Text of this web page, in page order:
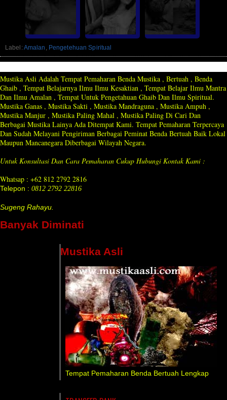
Label:Amalan , Pengetehuan Spiritual
Mustika Asli Adalah Tempat Pemaharan Benda Mustika , Bertuah , Benda
Ghaib , Tempat Belajarnya Ilmu Ilmu Kesaktian , Tempat Belajar Ilmu Mantra
Dan Ilmu Amalan , Tempat Untuk Pengetahuan Ghaib Dan Ilmu Spiritual.
Mustika Ganas , Mustika Sakti , Mustika Mandraguna , Mustika Ampuh ,
Mustika Manjur , Mustika Paling Mahal , Mustika Paling Di Cari Dan
Berbagai Mustika Lainya Ada Ditempat Kami. Tempat Pemaharan Terpercaya
Dan Sudah Melayani Pengiriman Berbagai Peminat Benda Bertuah Baik Lokal
Maupun Mancanegara Diberbagai Wilayah Negara.
Untuk Konsultasi Dan Cara Pemaharan Cukup Hubungi Kontak Kami :
Whatsap : +62 812 2792 2816
Telepon : 0812 2792 22816
Sugeng Rahayu.
Banyak Diminati
Mustika Asli
Tempat Pemaharan Benda Bertuah Lengkap